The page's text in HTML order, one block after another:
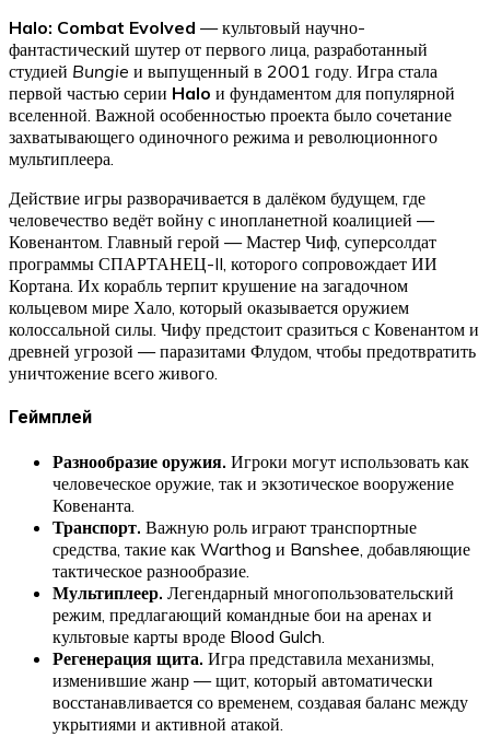
Halo: Combat Evolved — культовый научно-
фантастический шутер от первого лица, разработанный
студией Bungie и выпущенный в 2001 году. Игра стала
первой частью серии Halo и фундаментом для популярной
вселенной. Важной особенностью проекта было сочетание
захватывающего одиночного режима и революционного
мультиплеера.
Действие игры разворачивается в далёком будущем, где
человечество ведёт войну с инопланетной коалицией —
Ковенантом. Главный герой — Мастер Чиф, суперсолдат
программы СПАРТАНЕЦ-II, которого сопровождает ИИ
Кортана. Их корабль терпит крушение на загадочном
кольцевом мире Хало, который оказывается оружием
колоссальной силы. Чифу предстоит сразиться с Ковенантом и
древней угрозой — паразитами Флудом, чтобы предотвратить
уничтожение всего живого.
Геймплей
Разнообразие оружия. Игроки могут использовать как
человеческое оружие, так и экзотическое вооружение
Ковенанта.
Транспорт. Важную роль играют транспортные
средства, такие как Warthog и Banshee, добавляющие
тактическое разнообразие.
Мультиплеер. Легендарный многопользовательский
режим, предлагающий командные бои на аренах и
культовые карты вроде Blood Gulch.
Регенерация щита. Игра представила механизмы,
изменившие жанр — щит, который автоматически
восстанавливается со временем, создавая баланс между
укрытиями и активной атакой.